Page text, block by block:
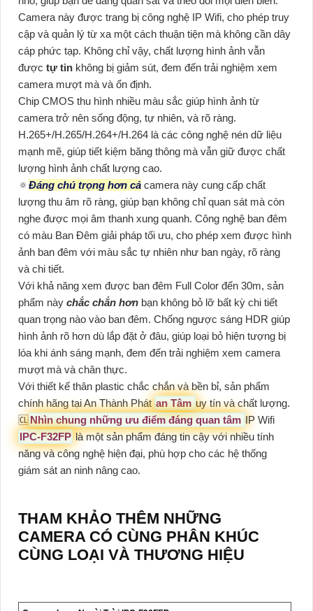
Camera này được trang bị công nghệ IP Wifi, cho phép truy
cập và quản lý từ xa một cách thuận tiện mà không cần dây
cáp phức tạp. Không chỉ vậy, chất lượng hình ảnh vẫn
được tự tin không bị giảm sút, đem đến trải nghiệm xem
camera mượt mà và ổn định.
Chip CMOS thu hình nhiều màu sắc giúp hình ảnh từ
camera trở nên sống động, tự nhiên, và rõ ràng.
H.265+/H.265/H.264+/H.264 là các công nghệ nén dữ liệu
mạnh mẽ, giúp tiết kiệm băng thông mà vẫn giữ được chất
lượng hình ảnh chất lượng cao.
🔅Đáng chú trọng hơn cả camera này cung cấp chất
lượng thu âm rõ ràng, giúp bạn không chỉ quan sát mà còn
nghe được mọi âm thanh xung quanh. Công nghệ ban đêm
có màu Ban Đêm giải pháp tối ưu, cho phép xem được hình
ảnh ban đêm với màu sắc tự nhiên như ban ngày, rõ ràng
và chi tiết.
Với khả năng xem được ban đêm Full Color đến 30m, sản
phẩm này chắc chắn hơn bạn không bỏ lỡ bất kỳ chi tiết
quan trọng nào vào ban đêm. Chống ngược sáng HDR giúp
hình ảnh rõ hơn dù lắp đặt ở đâu, giúp loại bỏ hiện tượng bị
lóa khi ánh sáng mạnh, đem đến trải nghiệm xem camera
mượt mà và chân thực.
Với thiết kế thân plastic chắc chắn và bền bỉ, sản phẩm
chính hãng tại An Thành Phátan Tâmuy tín và chất lượng.
🆑Nhìn chung những ưu điểm đáng quan tâm IP Wifi
IPC-F32FPlà một sản phẩm đáng tin cậy với nhiều tính
năng và công nghệ hiện đại, phù hợp cho các hệ thống
giám sát an ninh nâng cao.
THAM KHẢO THÊM NHỮNG
CAMERA CÓ CÙNG PHÂN KHÚC
CÙNG LOẠI VÀ THƯƠNG HIỆU